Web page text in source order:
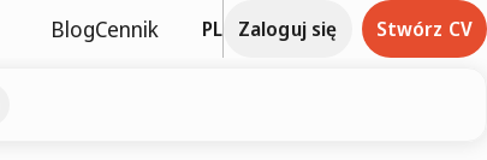
BlogCennik PL Zaloguj się Stwórz CV